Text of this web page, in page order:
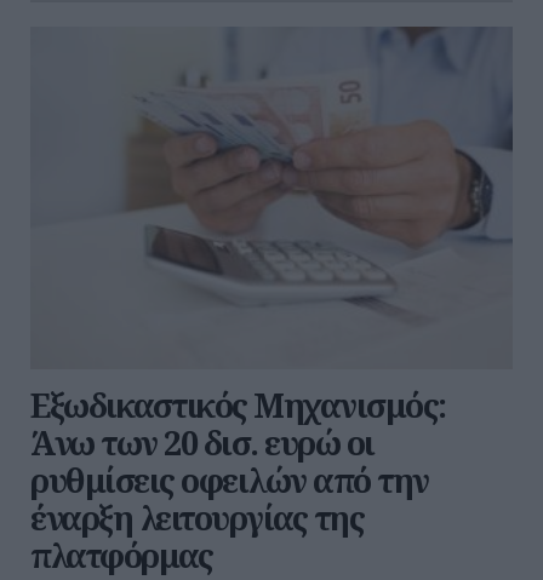
Εξωδικαστικός Μηχανισμός:
Άνω των 20 δισ. ευρώ οι
ρυθμίσεις οφειλών από την
έναρξη λειτουργίας της
πλατφόρμας